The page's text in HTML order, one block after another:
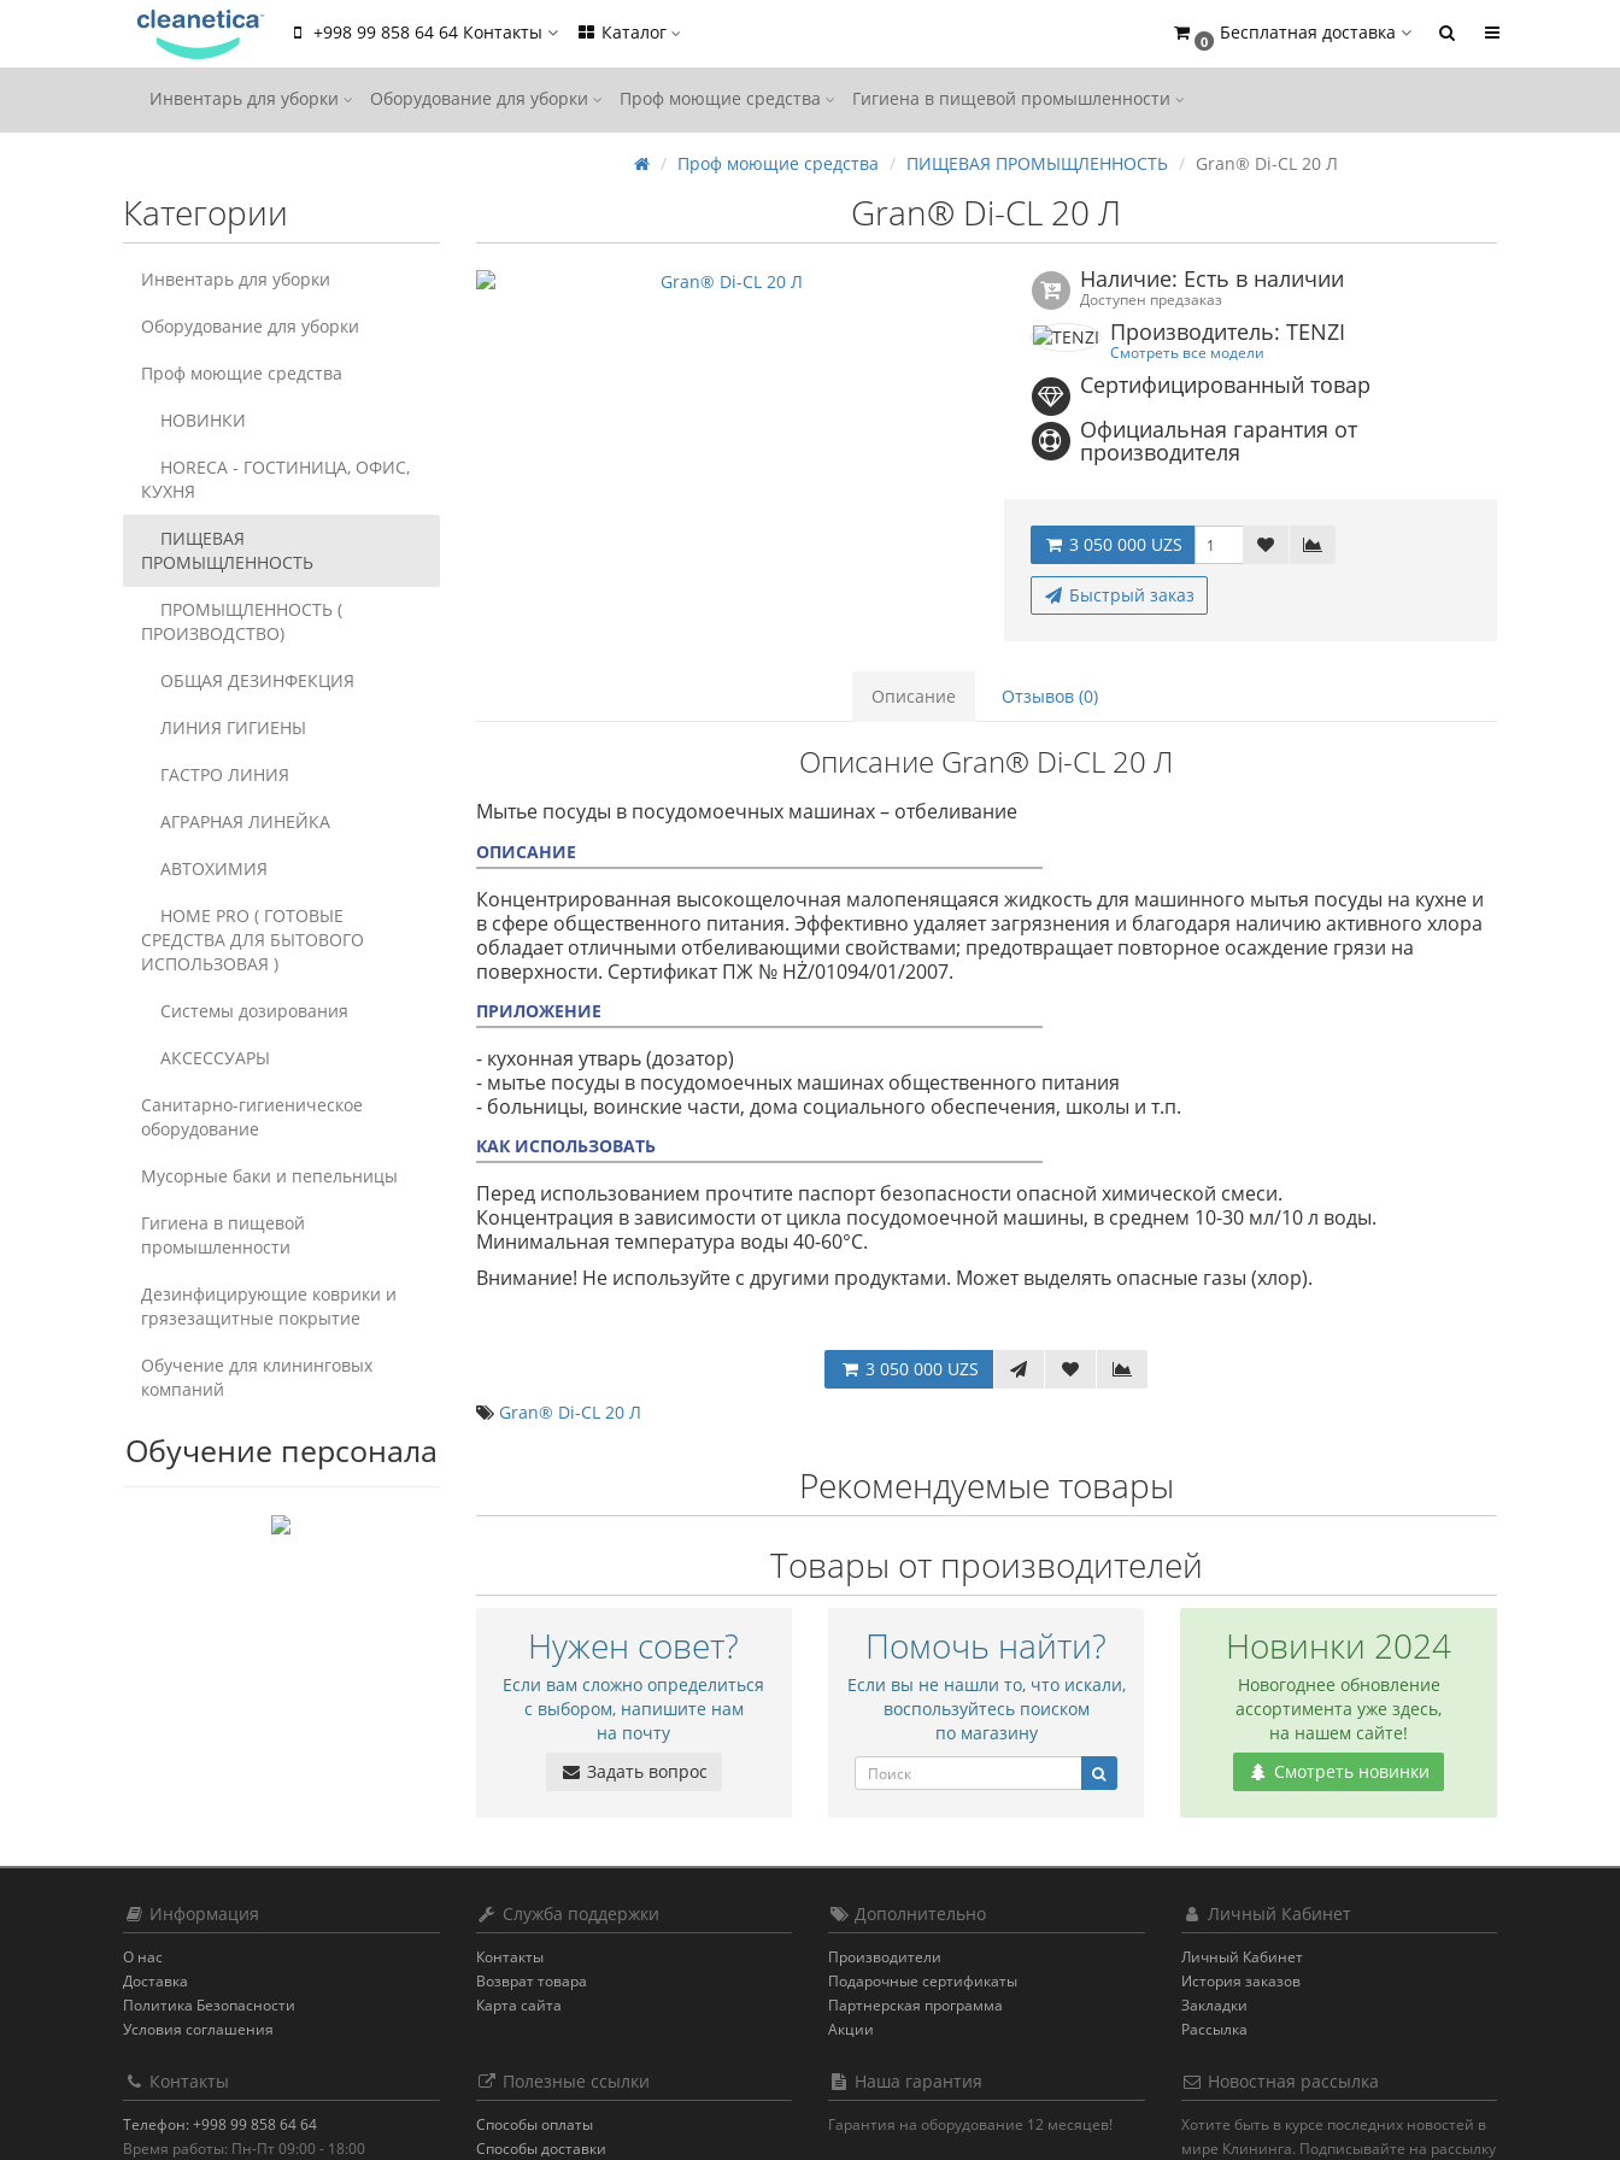
+998 99 858 64 64 Контакты Каталог 0 Бесплатная доставка
Инвентарь для уборки Оборудование для уборки Проф моющие средства Гигиена в пищевой промышленности
Категории
Инвентарь для уборки
Оборудование для уборки
Проф моющие средства
НОВИНКИ
HORECA - ГОСТИНИЦА, ОФИС,
КУХНЯ
ПИЩЕВАЯ
ПРОМЫЩЛЕННОСТЬ
ПРОМЫЩЛЕННОСТЬ (
ПРОИЗВОДСТВО)
ОБЩАЯ ДЕЗИНФЕКЦИЯ
ЛИНИЯ ГИГИЕНЫ
ГАСТРО ЛИНИЯ
АГРАРНАЯ ЛИНЕЙКА
АВТОХИМИЯ
HOME PRO ( ГОТОВЫЕ
СРЕДСТВА ДЛЯ БЫТОВОГО
ИСПОЛЬЗОВАЯ )
Системы дозирования
АКСЕССУАРЫ
Санитарно-гигиеническое
оборудование
Мусорные баки и пепельницы
Гигиена в пищевой
промышленности
Дезинфицирующие коврики и
грязезащитные покрытие
Обучение для клининговых
компаний
Обучение персонала
Проф моющие средства ПИЩЕВАЯ ПРОМЫЩЛЕННОСТЬ Gran® Di-CL 20 Л
Gran® Di-CL 20 Л
Наличие: Есть в наличии
Доступен предзаказ
Производитель: TENZI
Смотреть все модели
Сертифицированный товар
Официальная гарантия от
производителя
3 050 000 UZS
Быстрый заказ
Описание Отзывов (0)
Описание Gran® Di-CL 20 Л
Мытье посуды в посудомоечных машинах – отбеливание
ОПИСАНИЕ
Концентрированная высокощелочная малопенящаяся жидкость для машинного мытья посуды на кухне и
в сфере общественного питания. Эффективно удаляет загрязнения и благодаря наличию активного хлора
обладает отличными отбеливающими свойствами; предотвращает повторное осаждение грязи на
поверхности. Сертификат ПЖ № HŻ/01094/01/2007.
ПРИЛОЖЕНИЕ
- кухонная утварь (дозатор)
- мытье посуды в посудомоечных машинах общественного питания
- больницы, воинские части, дома социального обеспечения, школы и т.п.
КАК ИСПОЛЬЗОВАТЬ
Перед использованием прочтите паспорт безопасности опасной химической смеси.
Концентрация в зависимости от цикла посудомоечной машины, в среднем 10-30 мл/10 л воды.
Минимальная температура воды 40-60°С.
Внимание! Не используйте с другими продуктами. Может выделять опасные газы (хлор).
3 050 000 UZS
Gran® Di-CL 20 Л
Рекомендуемые товары
Товары от производителей
Нужен совет?
Если вам сложно определиться
с выбором, напишите нам
на почту
Задать вопрос
Помочь найти?
Если вы не нашли то, что искали,
воспользуйтесь поиском
по магазину
Новинки 2024
Новогоднее обновление
ассортимента уже здесь,
на нашем сайте!
Смотреть новинки
Информация
О нас
Доставка
Политика Безопасности
Условия соглашения
Служба поддержки
Контакты
Возврат товара
Карта сайта
Дополнительно
Производители
Подарочные сертификаты
Партнерская программа
Акции
Личный Кабинет
Личный Кабинет
История заказов
Закладки
Рассылка
Контакты
Телефон: +998 99 858 64 64
Время работы: Пн-Пт 09:00 - 18:00
Полезные ссылки
Способы оплаты
Способы доставки
Наша гарантия
Гарантия на оборудование 12 месяцев!
Новостная рассылка
Хотите быть в курсе последних новостей в
мире Клининга. Подписывайте на рассылку